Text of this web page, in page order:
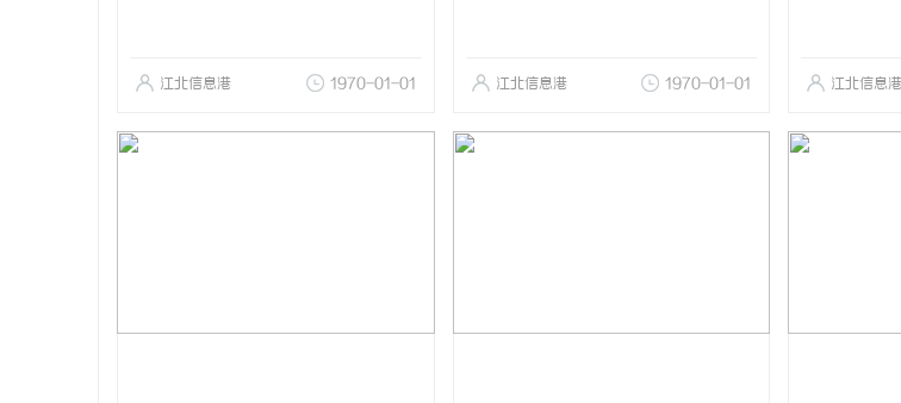
江北信息港 1970-01-01 江北信息港 1970-01-01 江北信息港